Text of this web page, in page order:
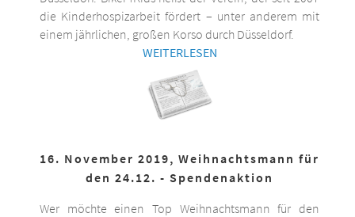
die Kinderhospizarbeit fördert – unter anderem mit
einem jährlichen, großen Korso durch Düsseldorf.
WEITERLESEN
16. November 2019, Weihnachtsmann für
den 24.12. - Spendenaktion
Wer möchte einen Top Weihnachtsmann für den